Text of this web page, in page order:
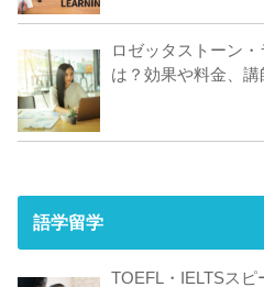
ロゼッタストーン
は？効果や料金、
語学留学
TOEFL・IELTSス